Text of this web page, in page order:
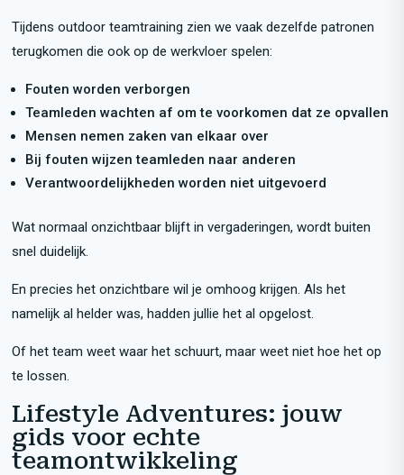
Tijdens outdoor teamtraining zien we vaak dezelfde patronen
terugkomen die ook op de werkvloer spelen:
Fouten worden verborgen
Teamleden wachten af om te voorkomen dat ze opvallen
Mensen nemen zaken van elkaar over
Bij fouten wijzen teamleden naar anderen
Verantwoordelijkheden worden niet uitgevoerd
Wat normaal onzichtbaar blijft in vergaderingen, wordt buiten
snel duidelijk.
En precies het onzichtbare wil je omhoog krijgen. Als het
namelijk al helder was, hadden jullie het al opgelost.
Of het team weet waar het schuurt, maar weet niet hoe het op
te lossen.
Lifestyle Adventures: jouw
gids voor echte
teamontwikkeling